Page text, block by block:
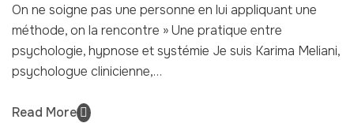
On ne soigne pas une personne en lui appliquant une
méthode, on la rencontre » Une pratique entre
psychologie, hypnose et systémie Je suis Karima Meliani,
psychologue clinicienne,…
Read More